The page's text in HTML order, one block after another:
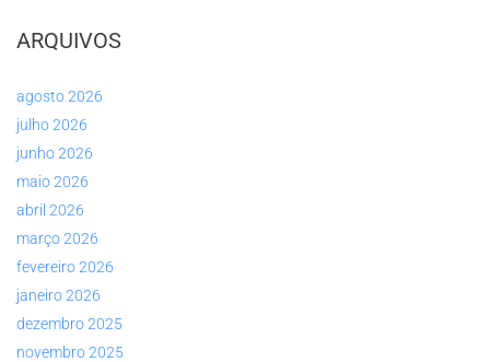
ARQUIVOS
agosto 2026
julho 2026
junho 2026
maio 2026
abril 2026
março 2026
fevereiro 2026
janeiro 2026
dezembro 2025
novembro 2025